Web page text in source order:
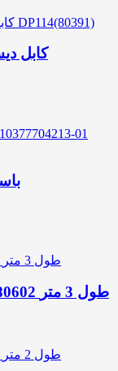
کابل 2.1 HDMI یوگرین مدل HD135 80602 طول 3 متر